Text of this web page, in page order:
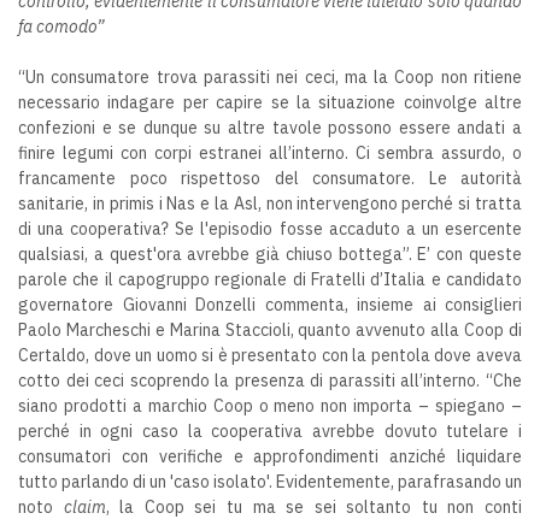
fa comodo”
“Un consumatore trova parassiti nei ceci, ma la Coop non ritiene
necessario indagare per capire se la situazione coinvolge altre
confezioni e se dunque su altre tavole possono essere andati a
finire legumi con corpi estranei all’interno. Ci sembra assurdo, o
francamente poco rispettoso del consumatore. Le autorità
sanitarie, in primis i Nas e la Asl, non intervengono perché si tratta
di una cooperativa? Se l'episodio fosse accaduto a un esercente
qualsiasi, a quest'ora avrebbe già chiuso bottega”. E’ con queste
parole che il capogruppo regionale di Fratelli d’Italia e candidato
governatore Giovanni Donzelli commenta, insieme ai consiglieri
Paolo Marcheschi e Marina Staccioli, quanto avvenuto alla Coop di
Certaldo, dove un uomo si è presentato con la pentola dove aveva
cotto dei ceci scoprendo la presenza di parassiti all’interno. “Che
siano prodotti a marchio Coop o meno non importa – spiegano –
perché in ogni caso la cooperativa avrebbe dovuto tutelare i
consumatori con verifiche e approfondimenti anziché liquidare
tutto parlando di un 'caso isolato'. Evidentemente, parafrasando un
noto claim, la Coop sei tu ma se sei soltanto tu non conti